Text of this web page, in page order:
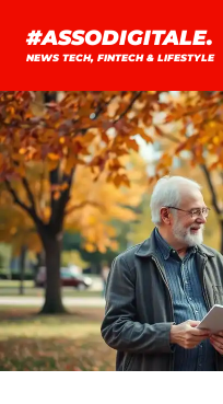
#ASSODIGITALE.
NEWS TECH, FINTECH & LIFESTYLE